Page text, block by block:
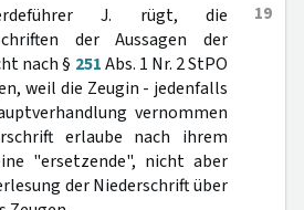
19
J. rügt, die
der Aussagen der
nach § 251Abs. 1 Nr. 2 StPO
weil die Zeugin - jedenfalls
vernommen
erlaube nach ihrem
"ersetzende", nicht aber
der Niederschrift über